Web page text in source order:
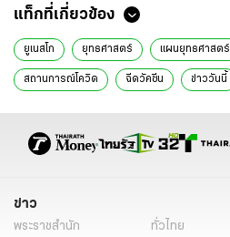
แท็กที่เกี่ยวข้อง
ยูเนสโก ยุทธศาสตร์ แผนยุทธศาสตร์
สถานการณ์โควิด ฉีดวัคซีน ข่าววันนี้
ข่าว
พระราชสำนัก ทั่วไทย